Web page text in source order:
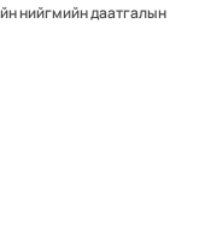
нийгмийн даатгалын